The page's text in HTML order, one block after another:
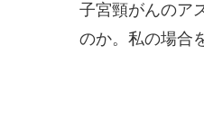
子宮頸がんのア
のか。私の場合